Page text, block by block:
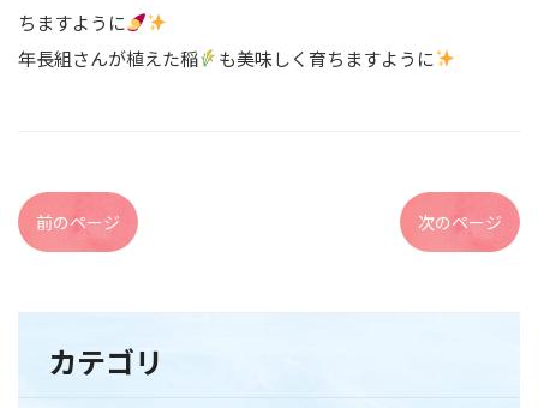
ちますように
年長組さんが植えた稲
も美味しく育ちますように
前のページ 次のページ
カテゴリ